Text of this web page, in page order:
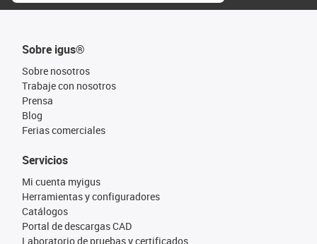
Sobre igus®
Sobre nosotros
Trabaje con nosotros
Prensa
Blog
Ferias comerciales
Servicios
Mi cuenta myigus
Herramientas y configuradores
Catálogos
Portal de descargas CAD
Laboratorio de pruebas y certificados